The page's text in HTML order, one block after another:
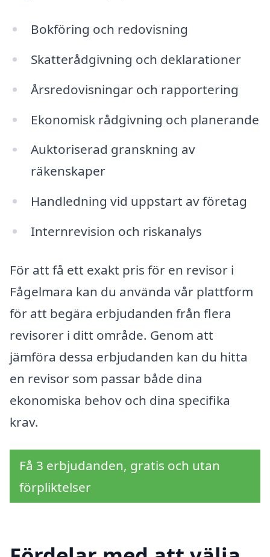
Bokföring och redovisning
Skatterådgivning och deklarationer
Årsredovisningar och rapportering
Ekonomisk rådgivning och planerande
Auktoriserad granskning av
räkenskaper
Handledning vid uppstart av företag
Internrevision och riskanalys
För att få ett exakt pris för en revisor i
Fågelmara kan du använda vår plattform
för att begära erbjudanden från flera
revisorer i ditt område. Genom att
jämföra dessa erbjudanden kan du hitta
en revisor som passar både dina
ekonomiska behov och dina specifika
krav.
Få 3 erbjudanden, gratis och utan
förpliktelser